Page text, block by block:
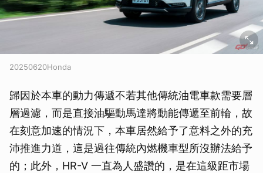
20250620Honda
歸因於本車的動力傳遞不若其他傳統油電車款需要層
層過濾，而是直接油驅動馬達將動能傳遞至前輪，故
在刻意加速的情況下，本車居然給予了意料之外的充
沛推進力道，這是過往傳統內燃機車型所沒辦法給予
的；此外，HR-V 一直為人盛讚的，是在這級距市場